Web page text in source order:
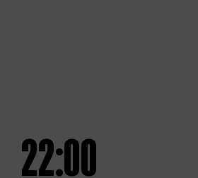
22:00